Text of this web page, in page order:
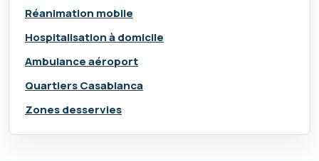
Réanimation mobile
Hospitalisation à domicile
Ambulance aéroport
Quartiers Casablanca
Zones desservies